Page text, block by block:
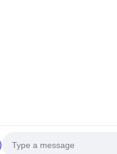
All Rights Reserved.